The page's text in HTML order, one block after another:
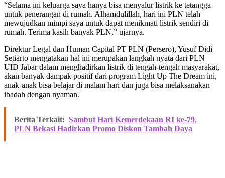
“Selama ini keluarga saya hanya bisa menyalur listrik ke tetangga
untuk penerangan di rumah. Alhamdulillah, hari ini PLN telah
mewujudkan mimpi saya untuk dapat menikmati listrik sendiri di
rumah. Terima kasih banyak PLN,” ujarnya.
Direktur Legal dan Human Capital PT PLN (Persero), Yusuf Didi
Setiarto mengatakan hal ini merupakan langkah nyata dari PLN
UID Jabar dalam menghadirkan listrik di tengah-tengah masyarakat,
akan banyak dampak positif dari program Light Up The Dream ini,
anak-anak bisa belajar di malam hari dan juga bisa melaksanakan
ibadah dengan nyaman.
Berita Terkait: Sambut Hari Kemerdekaan RI ke-79,
PLN Bekasi Hadirkan Promo Diskon Tambah Daya